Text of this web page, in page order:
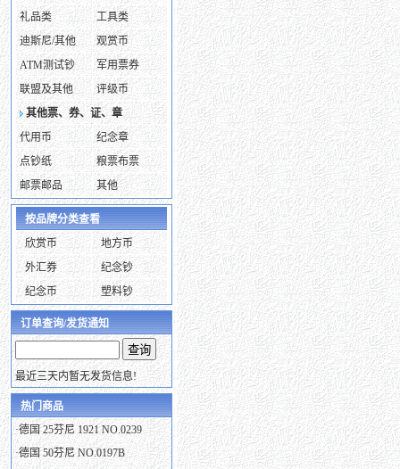
礼品类
工具类
迪斯尼/其他
观赏币
ATM测试钞
军用票券
联盟及其他
评级币
其他票、券、证、章
代用币
纪念章
点钞纸
粮票布票
邮票邮品
其他
按品牌分类查看
欣赏币
地方币
外汇券
纪念钞
纪念币
塑料钞
订单查询/发货通知
最近三天内暂无发货信息!
热门商品
·德国 25芬尼 1921 NO.0239
·德国 50芬尼 NO.0197B